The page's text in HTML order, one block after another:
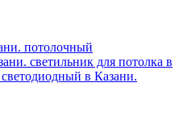
потолочный
светильник для потолка в
в Казани.